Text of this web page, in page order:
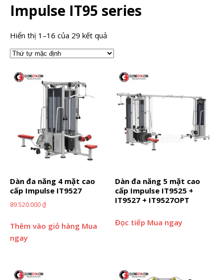
Impulse IT95 series
Hiển thị 1–16 của 29 kết quả
Dàn đa năng 4 mặt cao
cấp Impulse IT9527
89.520.000₫
Thêm vào giỏ hàng Mua
ngay
Dàn đa năng 5 mặt cao
cấp Impulse IT9525 +
IT9527 + IT9527OPT
Đọc tiếp Mua ngay